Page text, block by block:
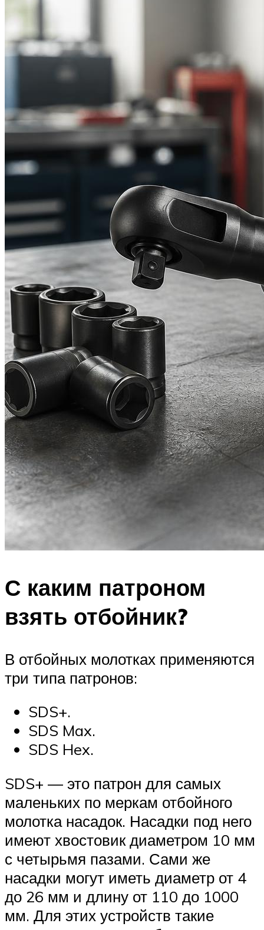
С каким патроном
взять отбойник?
В отбойных молотках применяются
три типа патронов:
SDS+.
SDS Max.
SDS Hex.
SDS+ — это патрон для самых
маленьких по меркам отбойного
молотка насадок. Насадки под него
имеют хвостовик диаметром 10 мм
с четырьмя пазами. Сами же
насадки могут иметь диаметр от 4
до 26 мм и длину от 110 до 1000
мм. Для этих устройств такие